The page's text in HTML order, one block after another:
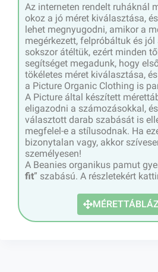
Az interneten rendelt ruháknál
okoz a jó méret kiválasztása,
lehet megnyugodni, amikor a
megérkezett, felpróbáltuk és
sokszor átéltük, ezért minden
segítséget megadunk, hogy
tökéletes méret kiválasztása,
a Picture Organic Clothing is
A Picture által készített
eligazodni a számozásokkal,
választott darab szabását is
megfelel-e a stílusodnak. Ha
bizonytalan vagy, akkor
személyesen!
A Beanies organikus pamut
fit” szabású. A részletekért